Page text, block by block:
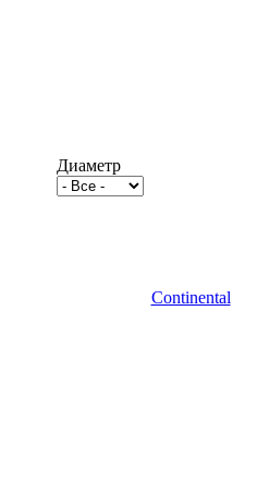
Диаметр
Continental